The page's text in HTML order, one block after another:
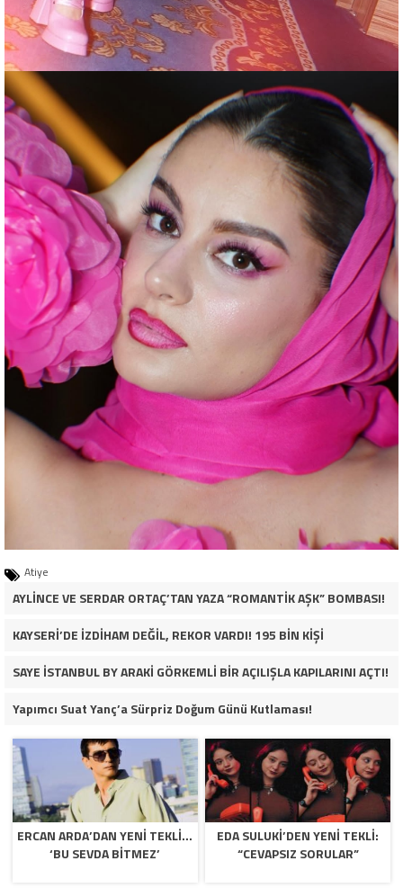
Atiye
AYLİNCE VE SERDAR ORTAÇ’TAN YAZA “ROMANTİK AŞK” BOMBASI!
KAYSERİ’DE İZDİHAM DEĞİL, REKOR VARDI! 195 BİN KİŞİ
SAYE İSTANBUL BY ARAKİ GÖRKEMLİ BİR AÇILIŞLA KAPILARINI AÇTI!
Yapımcı Suat Yanç’a Sürpriz Doğum Günü Kutlaması!
ERCAN ARDA’DAN YENI TEKLI…
‘BU SEVDA BITMEZ’
EDA SULUKI’DEN YENI TEKLI:
“CEVAPSIZ SORULAR”